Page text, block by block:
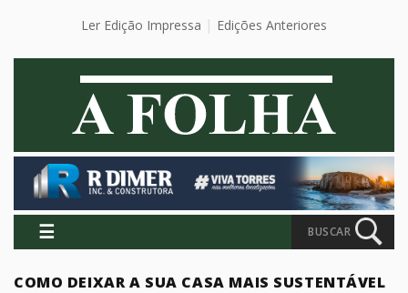
Ler Edição Impressa Edições Anteriores
☰ BUSCAR
COMO DEIXAR A SUA CASA MAIS SUSTENTÁVEL